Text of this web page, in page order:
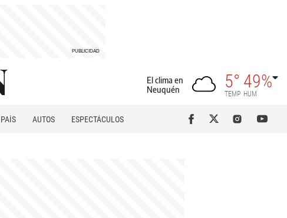
El clima en
Neuquén
5°
TEMP
49%
HUM
PAÍS AUTOS
ESPECTÁCULOS